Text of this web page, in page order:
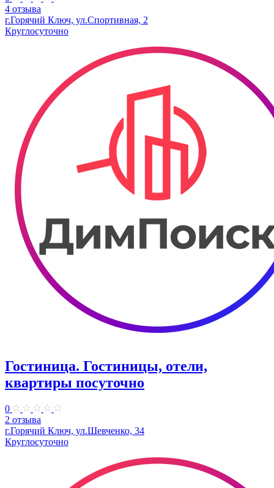
4 отзыва
г.Горячий Ключ, ул.Спортивная, 2
Круглосуточно
Гостиница. Гостиницы, отели,
квартиры посуточно
0
2 отзыва
г.Горячий Ключ, ул.Шевченко, 34
Круглосуточно